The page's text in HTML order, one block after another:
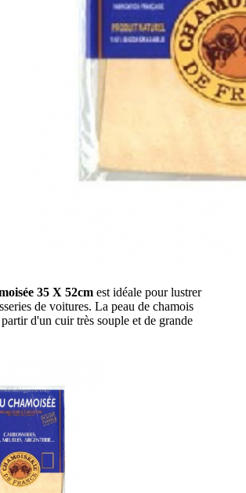
35 X 52cm est idéale pour lustrer
de voitures. La peau de chamois
d'un cuir très souple et de grande